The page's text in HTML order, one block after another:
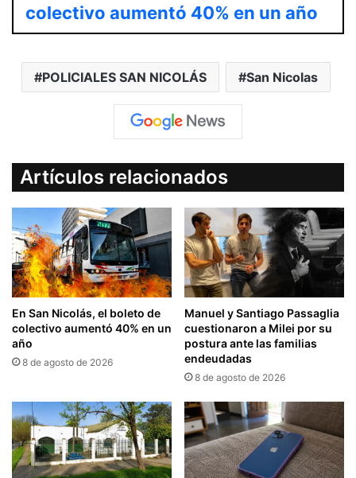
colectivo aumentó 40% en un año
POLICIALES SAN NICOLÁS San Nicolas
Artículos relacionados
En San Nicolás, el boleto de
colectivo aumentó 40% en un
año
8 de agosto de 2026
Manuel y Santiago Passaglia
cuestionaron a Milei por su
postura ante las familias
endeudadas
8 de agosto de 2026